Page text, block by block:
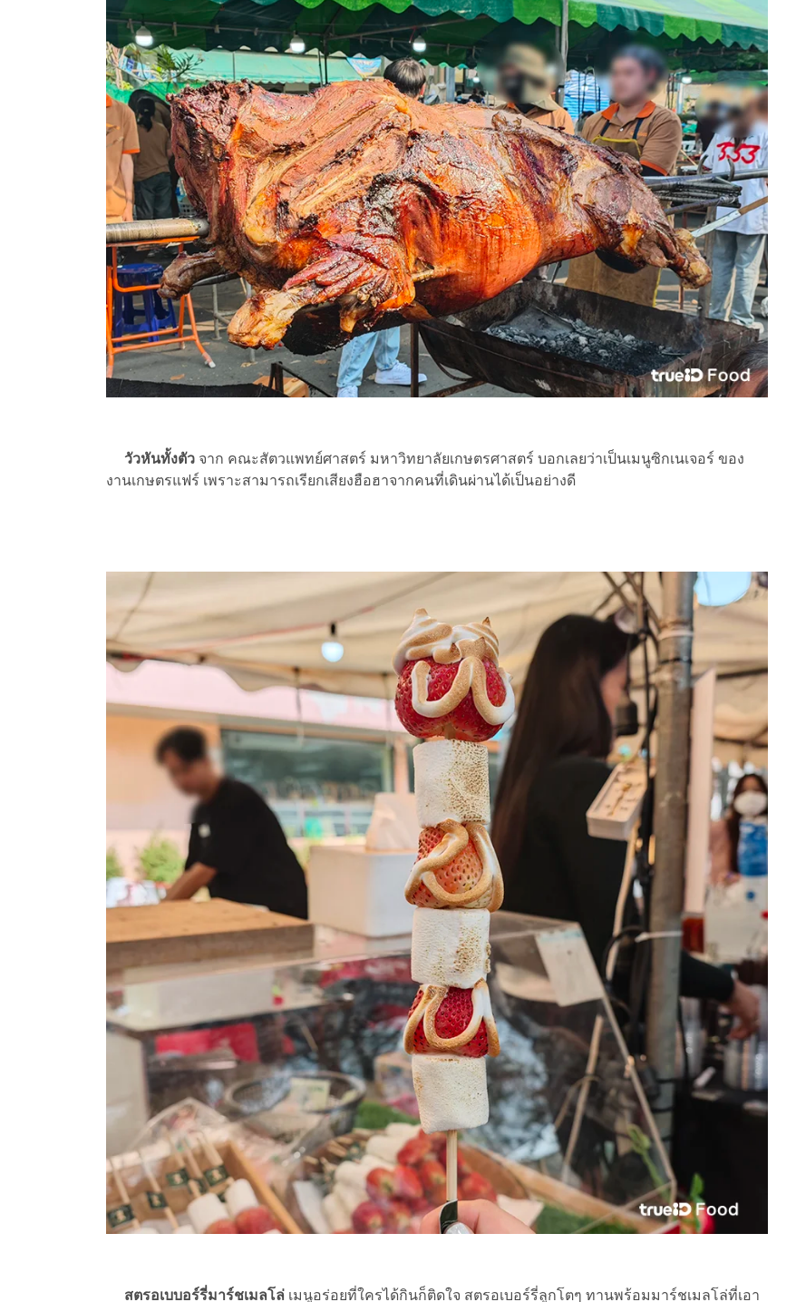
วัวหันทั้งตัว จาก คณะสัตวแพทย์ศาสตร์ มหาวิทยาลัยเกษตรศาสตร์ บอกเลยว่าเป็นเมนูซิกเนเจอร์ ของ
งานเกษตรแฟร์ เพราะสามารถเรียกเสียงฮือฮาจากคนที่เดินผ่านได้เป็นอย่างดี
สตรอเบบอร์รี่มาร์ชเมลโล่ เมนูอร่อยที่ใครได้กินก็ติดใจ สตรอเบอร์รี่ลูกโตๆ ทานพร้อมมาร์ชเมลโล่ที่เอา